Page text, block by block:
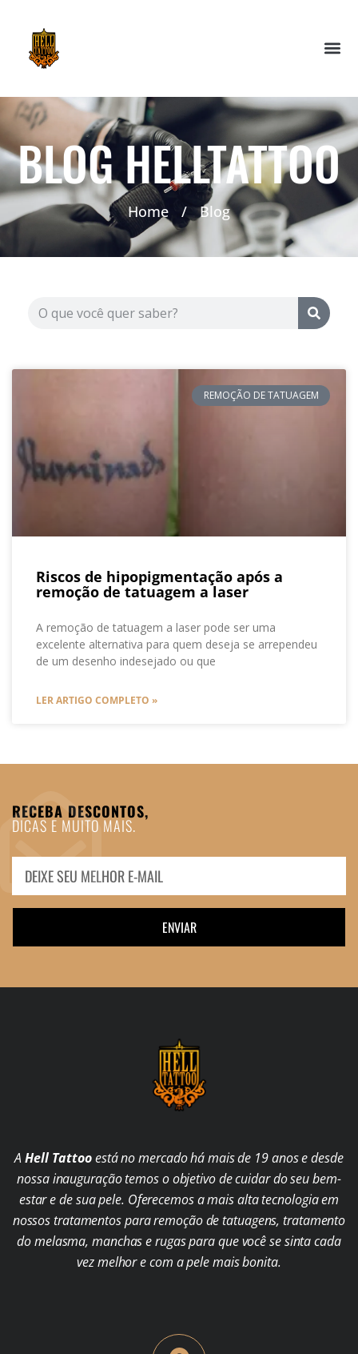
BLOG HELLTATTOO
Home / Blog
REMOÇÃO DE TATUAGEM
Riscos de hipopigmentação após a
remoção de tatuagem a laser
A remoção de tatuagem a laser pode ser uma
excelente alternativa para quem deseja se arrependeu
de um desenho indesejado ou que
LER ARTIGO COMPLETO »
RECEBA DESCONTOS,
DICAS E MUITO MAIS.
ENVIAR
AHell Tattooestá no mercado há mais de 19 anos e desde
nossa inauguração temos o objetivo de cuidar do seu bem-
estar e de sua pele. Oferecemos a mais alta tecnologia em
nossos tratamentos para remoção de tatuagens, tratamento
do melasma, manchas e rugas para que você se sinta cada
vez melhor e com a pele mais bonita.